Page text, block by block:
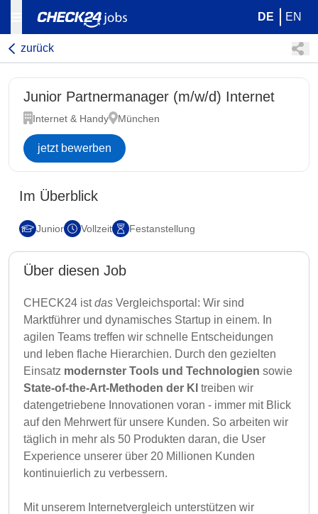
DE EN
zurück
Junior Partnermanager (m/w/d) Internet
Internet & Handy München
jetzt bewerben
Im Überblick
Junior Vollzeit Festanstellung
Über diesen Job
CHECK24 istdas Vergleichsportal: Wir sind
Marktführer und dynamisches Startup in einem. In
agilen Teams treffen wir schnelle Entscheidungen
und leben flache Hierarchien. Durch den gezielten
Einsatz modernster Tools und Technologien sowie
State-of-the-Art-Methoden der KI treiben wir
datengetriebene Innovationen voran - immer mit Blick
auf den Mehrwert für unsere Kunden. So arbeiten wir
täglich in mehr als 50 Produkten daran, die User
Experience unserer über 20 Millionen Kunden
kontinuierlich zu verbessern.
Mit unserem Internetvergleich unterstützen wir